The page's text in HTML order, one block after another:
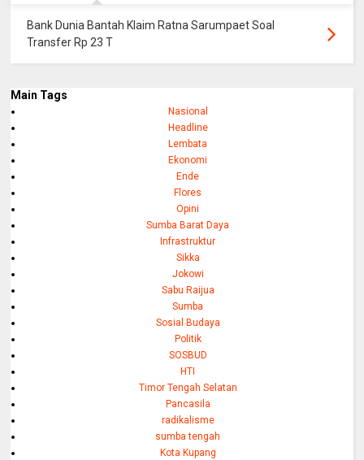
Bank Dunia Bantah Klaim Ratna Sarumpaet Soal
Transfer Rp 23 T
Main Tags
Nasional
Headline
Lembata
Ekonomi
Ende
Flores
Opini
Sumba Barat Daya
Infrastruktur
Sikka
Jokowi
Sabu Raijua
Sumba
Sosial Budaya
Politik
SOSBUD
HTI
Timor Tengah Selatan
Pancasila
radikalisme
sumba tengah
Kota Kupang